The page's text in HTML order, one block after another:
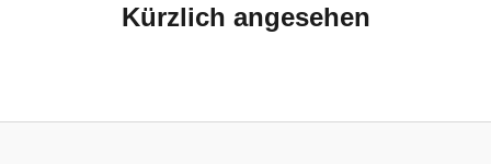
Kürzlich angesehen